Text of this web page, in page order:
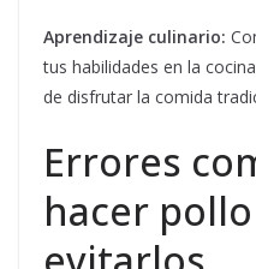
Aprendizaje culinario:
tus habilidades en la
de disfrutar la comida
Errores
hacer